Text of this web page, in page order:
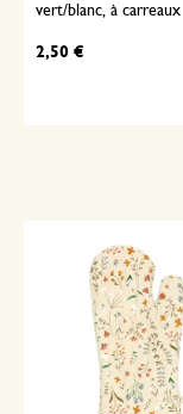
vert/blanc, à carreaux
2,50 €